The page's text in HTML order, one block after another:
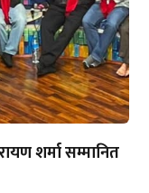
शर्मा सम्मानित